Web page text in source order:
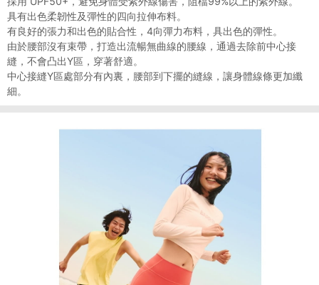
具有出色柔韌性及彈性的四向拉伸布料。
有良好的張力和出色的貼合性，4向彈力布料，具出色的彈性。
由於腰部沒有束帶，打造出流暢無曲線的腰線，通過去除前中心接
縫，不會凸出Y區，穿著舒適。
中心接縫Y區處部分有內裏，腰部到下擺的縫線，讓身體線條更加纖
細。